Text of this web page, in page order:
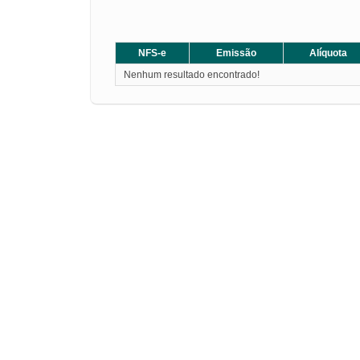
NFS-e Emissão Alíquota
Nenhum resultado encontrado!